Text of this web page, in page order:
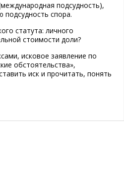
подсудность),
спора.
статута: личного
стоимости доли?
исковое заявление по
обстоятельства»,
иск и прочитать, понять